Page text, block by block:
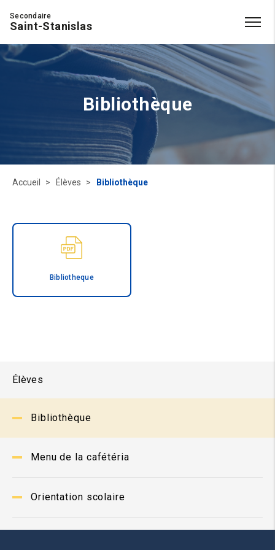
Secondaire
Saint-Stanislas
Bibliothèque
Élèves
Bibliothèque
Menu de la cafétéria
Orientation scolaire
Accueil Élèves Bibliothèque
Bibliotheque